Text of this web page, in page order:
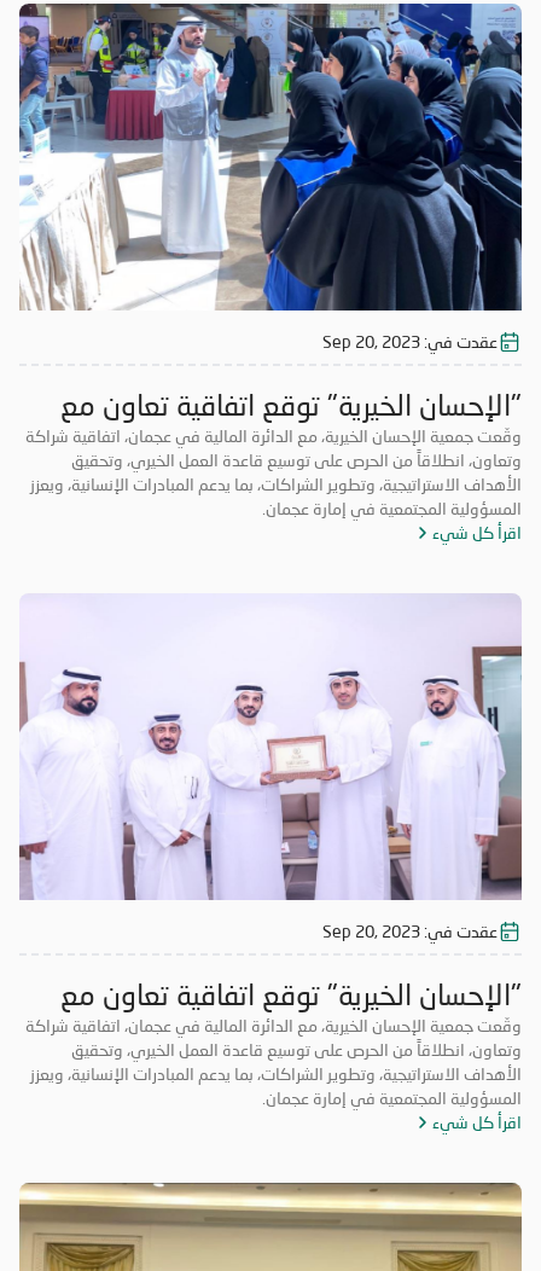
عقدت في: Sep 20, 2023
"الإحسان الخيرية" توقع اتفاقية تعاون مع
"مالية" عجمان
وقّعت جمعية الإحسان الخيرية، مع الدائرة المالية في عجمان، اتفاقية شراكة
وتعاون، انطلاقاً من الحرص على توسيع قاعدة العمل الخيري، وتحقيق
الأهداف الاستراتيجية، وتطوير الشراكات، بما يدعم المبادرات الإنسانية، ويعزز
المسؤولية المجتمعية في إمارة عجمان.
اقرأ كل شيء
عقدت في: Sep 20, 2023
"الإحسان الخيرية" توقع اتفاقية تعاون مع
"مالية" عجمان
وقّعت جمعية الإحسان الخيرية، مع الدائرة المالية في عجمان، اتفاقية شراكة
وتعاون، انطلاقاً من الحرص على توسيع قاعدة العمل الخيري، وتحقيق
الأهداف الاستراتيجية، وتطوير الشراكات، بما يدعم المبادرات الإنسانية، ويعزز
المسؤولية المجتمعية في إمارة عجمان.
اقرأ كل شيء